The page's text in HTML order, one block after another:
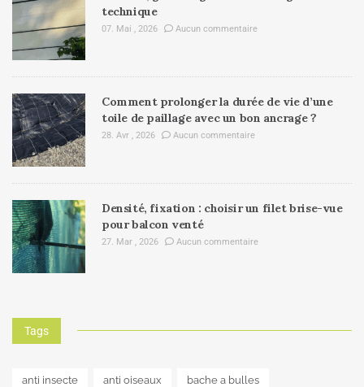
technique
07. Mai , 2026 Aucun commentaire
Comment prolonger la durée de vie d’une
toile de paillage avec un bon ancrage ?
28. Avr , 2026 Aucun commentaire
Densité, fixation : choisir un filet brise-vue
pour balcon venté
27. Mar , 2026 Aucun commentaire
Tags
anti insecte anti oiseaux bache a bulles